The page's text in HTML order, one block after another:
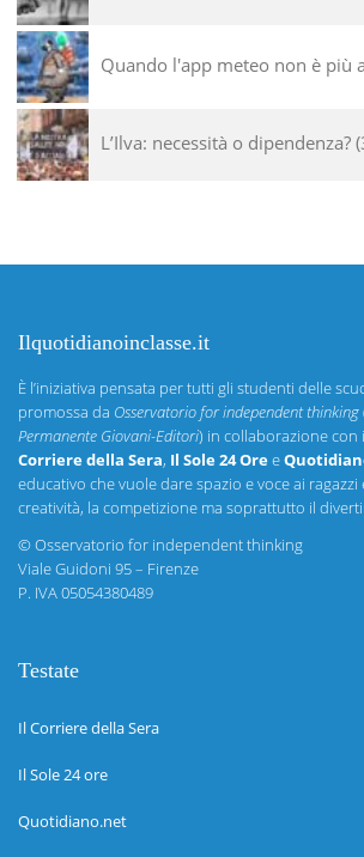
Quando l'app meteo non è più
L’Ilva: necessità o dipendenza?
Ilquotidianoinclasse.it
È l’iniziativa pensata per tutti gli studenti delle
promossa da Osservatorio for independent thinking
Permanente Giovani-Editori) in collaborazione con
Corriere della Sera, Il Sole 24 Oree
educativo che vuole dare spazio e voce ai ragazzi
creatività, la competizione ma soprattutto il
©Osservatorio for independent thinking
Viale Guidoni 95 – Firenze
P. IVA 05054380489
Testate
Il Corriere della Sera
Il Sole 24 ore
Quotidiano.net